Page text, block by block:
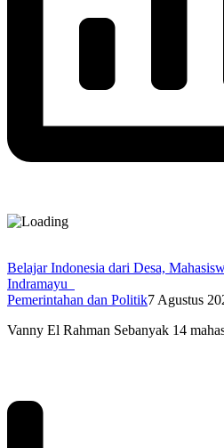
Belajar Indonesia dari Desa,
Indramayu
Pemerintahan dan Politik7 Agustus
Vanny El Rahman Sebanyak 14